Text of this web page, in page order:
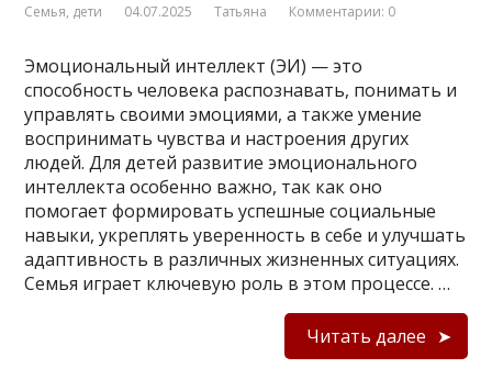
Семья, дети 04.07.2025 Татьяна Комментарии: 0
Эмоциональный интеллект (ЭИ) — это
способность человека распознавать, понимать и
управлять своими эмоциями, а также умение
воспринимать чувства и настроения других
людей. Для детей развитие эмоционального
интеллекта особенно важно, так как оно
помогает формировать успешные социальные
навыки, укреплять уверенность в себе и улучшать
адаптивность в различных жизненных ситуациях.
Семья играет ключевую роль в этом процессе. …
Читать далее